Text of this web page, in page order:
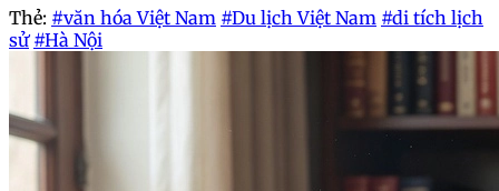
Thẻ: #văn hóa Việt Nam #Du lịch Việt Nam #di tích lịch
sử #Hà Nội